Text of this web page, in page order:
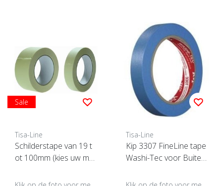
Sale
Tisa-Line
Schilderstape van 19 t
ot 100mm (kies uw ma
Tisa-Line
Kip 3307 FineLine tape
Washi-Tec voor Buiten